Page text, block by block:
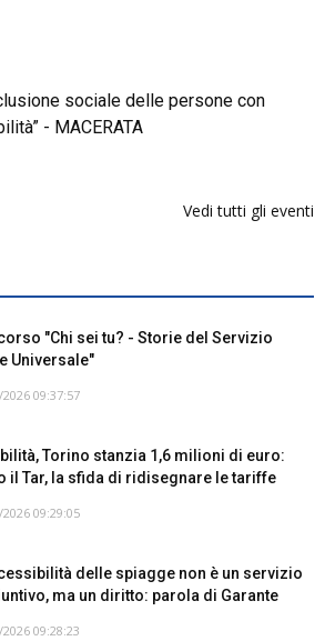
sociale delle persone con
- MACERATA
Vedi tutti gli eventi
"Chi sei tu? - Storie del Servizio
Universale"
09:37:57
Torino stanzia 1,6 milioni di euro:
il Tar, la sfida di ridisegnare le tariffe
09:29:05
delle spiagge non è un servizio
ma un diritto: parola di Garante
09:28:23